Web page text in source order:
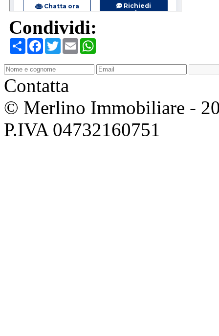
Condividi:
CondividiFacebook
TwitterEmail
Contatta
© Merlino Immobiliare -
P.IVA 04732160751